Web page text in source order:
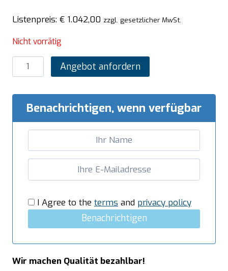
Listenpreis: € 1.042,00 zzgl. gesetzlicher MwSt.
Nicht vorrätig
SARO
Spültisch
Becken,
1400
Menge
Angebot anfordern
Benachrichtigen, wenn verfügbar
I Agree to the terms and privacy policy
Benachrichtigen
Wir machen Qualität bezahlbar!